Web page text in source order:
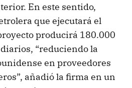
En este sentido,
que ejecutará el
producirá 180.000
“reduciendo la
en proveedores
añadió la firma en un